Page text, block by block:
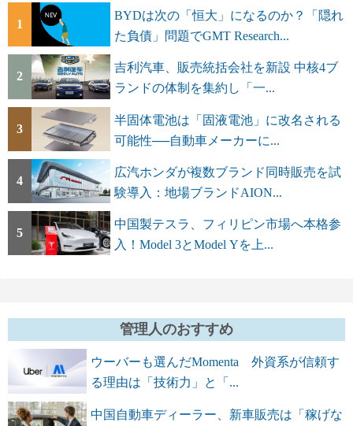
1
BYDは次の「恒大」になるのか？「隠れ
た負債」問題でGMT Research...
2
吉利汽車、販売統括会社を新設 中核4ブ
ランドの体制を集約し「一...
3
半固体電池は「固液電池」に改名される
可能性──自動車メーカーに...
4
広汽ホンダが複数ブランド同時販売を試
験導入：地場ブランドAION...
5
中国製テスラ、フィリピン市場へ本格参
入！Model 3とModel Yを上...
管理人のおすすめ
ウーバーも選んだMomenta 外資系が信頼す
る理由は「技術力」と「...
中国自動車ディーラー、新車販売は「稼げな